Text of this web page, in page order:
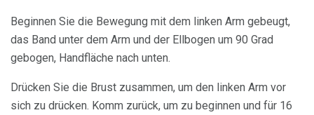
Beginnen Sie die Bewegung mit dem linken Arm gebeugt,
das Band unter dem Arm und der Ellbogen um 90 Grad
gebogen, Handfläche nach unten.
Drücken Sie die Brust zusammen, um den linken Arm vor
sich zu drücken. Komm zurück, um zu beginnen und für 16